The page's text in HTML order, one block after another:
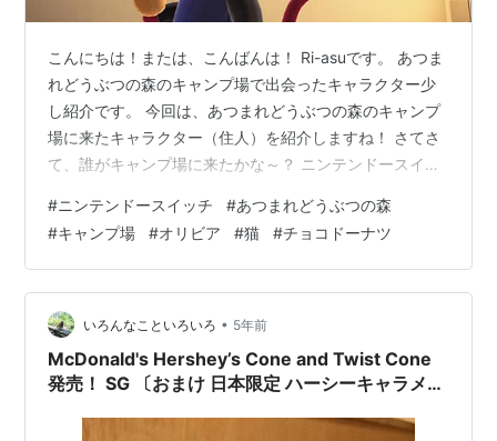
こんにちは！または、こんばんは！ Ri-asuです。 あつま
れどうぶつの森のキャンプ場で出会ったキャラクター少
し紹介です。 今回は、あつまれどうぶつの森のキャンプ
場に来たキャラクター（住人）を紹介しますね！ さてさ
て、誰がキャンプ場に来たかな～？ ニンテンドースイッ
リビア（ふふふ、あなた人見知りしないのね。あたしの
名前はオリビアよ） アタイ（めちゃくちゃ人見知りしま
す・・ゲームに中だけです声かけられるのは・・(;´･
ω･)） 猫の住人のオリビアさんがキャンプに来ました。
大人な感じですね。 ニンテンドースイッチ あつまれどう
ぶ…
#ニンテンドースイッチ #あつまれどうぶつの森
#キャンプ場 #オリビア #猫 #チョコドーナツ
いろんなこといろいろ • 5年前
McDonald's Hershey’s Cone and Twist Cone
発売！ SG 〔おまけ 日本限定 ハーシーキャラメル